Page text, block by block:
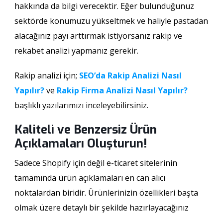
hakkında da bilgi verecektir. Eğer bulunduğunuz
sektörde konumuzu yükseltmek ve haliyle pastadan
alacağınız payı arttırmak istiyorsanız rakip ve
rekabet analizi yapmanız gerekir.
Rakip analizi için; SEO’da Rakip Analizi Nasıl
Yapılır?ve Rakip Firma Analizi Nasıl Yapılır?
başlıklı yazılarımızı inceleyebilirsiniz.
Kaliteli ve Benzersiz Ürün
Açıklamaları Oluşturun!
Sadece Shopify için değil e-ticaret sitelerinin
tamamında ürün açıklamaları en can alıcı
noktalardan biridir. Ürünlerinizin özellikleri başta
olmak üzere detaylı bir şekilde hazırlayacağınız